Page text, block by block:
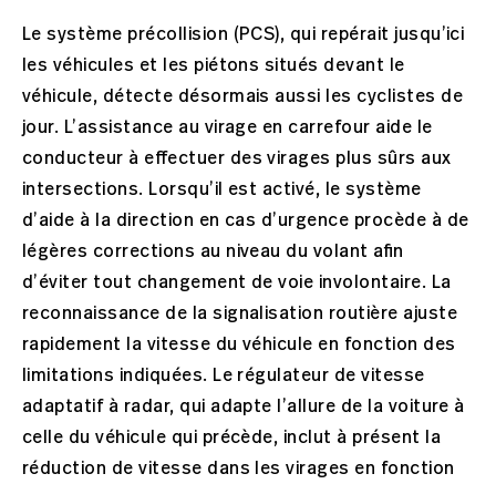
Le système précollision (PCS), qui repérait jusqu’ici
les véhicules et les piétons situés devant le
véhicule, détecte désormais aussi les cyclistes de
jour. L’assistance au virage en carrefour aide le
conducteur à effectuer des virages plus sûrs aux
intersections. Lorsqu’il est activé, le système
d’aide à la direction en cas d’urgence procède à de
légères corrections au niveau du volant afin
d’éviter tout changement de voie involontaire. La
reconnaissance de la signalisation routière ajuste
rapidement la vitesse du véhicule en fonction des
limitations indiquées. Le régulateur de vitesse
adaptatif à radar, qui adapte l’allure de la voiture à
celle du véhicule qui précède, inclut à présent la
réduction de vitesse dans les virages en fonction